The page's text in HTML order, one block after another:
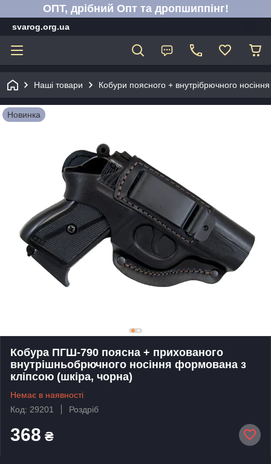
ОПТ, дрібний Опт та дропшиппінг!
svarog.org.ua
Наші товари Кобури поясного + внутрібрючного носіння
Новинка
Кобура ПГШ-790 поясна + прихованого
внутрішньобрючного носіння формована з
кліпсою (шкіра, чорна)
Немає в наявності
Код: 29201
Роздріб
368 ₴